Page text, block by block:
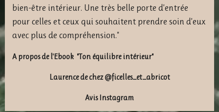
bien-être intérieur. Une très belle porte d’entrée
pour celles et ceux qui souhaitent prendre soin d’eux
avec plus de compréhension."
A propos de l'Ebook "Ton équilibre intérieur"
Laurence de chez @ficelles_et_abricot
Avis Instagram